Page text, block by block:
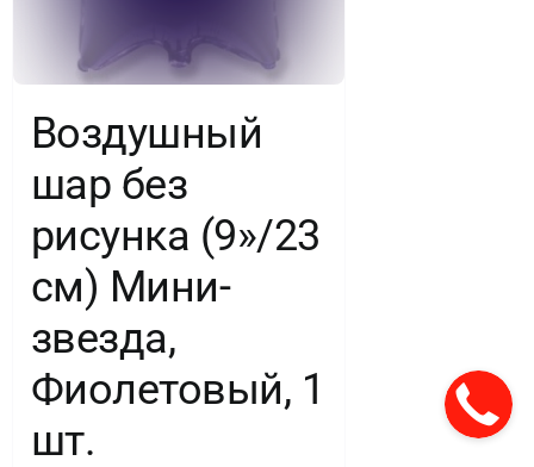
Воздушный
шар без
рисунка (9»/23
см) Мини-
звезда,
Фиолетовый, 1
шт.